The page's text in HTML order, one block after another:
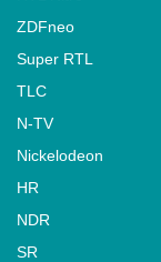
ZDFneo
Super RTL
TLC
N-TV
Nickelodeon
HR
NDR
SR